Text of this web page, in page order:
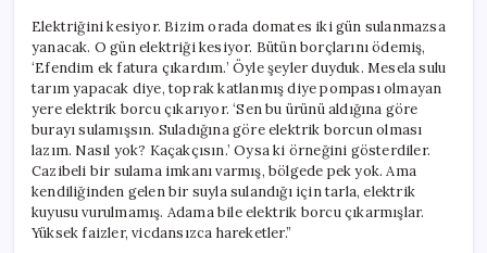
Elektriğini kesiyor. Bizim orada domates iki gün sulanmazsa
yanacak. O gün elektriği kesiyor. Bütün borçlarını ödemiş,
‘Efendim ek fatura çıkardım.’ Öyle şeyler duyduk. Mesela sulu
tarım yapacak diye, toprak katlanmış diye pompası olmayan
yere elektrik borcu çıkarıyor. ‘Sen bu ürünü aldığına göre
burayı sulamışsın. Suladığına göre elektrik borcun olması
lazım. Nasıl yok? Kaçakçısın.’ Oysa ki örneğini gösterdiler.
Cazibeli bir sulama imkanı varmış, bölgede pek yok. Ama
kendiliğinden gelen bir suyla sulandığı için tarla, elektrik
kuyusu vurulmamış. Adama bile elektrik borcu çıkarmışlar.
Yüksek faizler, vicdansızca hareketler.”